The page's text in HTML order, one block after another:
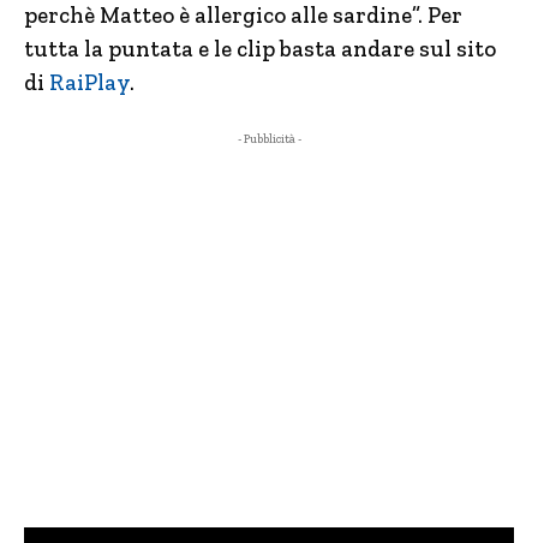
perchè Matteo è allergico alle sardine”. Per
tutta la puntata e le clip basta andare sul sito
di RaiPlay.
- Pubblicità -